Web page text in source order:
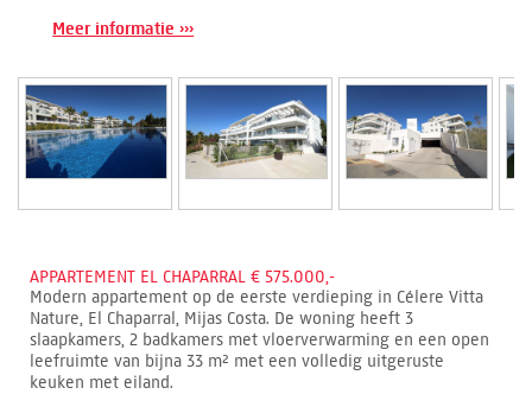
Meer informatie ›››
APPARTEMENT EL CHAPARRAL € 575.000,-
Modern appartement op de eerste verdieping in Célere Vitta
Nature, El Chaparral, Mijas Costa. De woning heeft 3
slaapkamers, 2 badkamers met vloerverwarming en een open
leefruimte van bijna 33 m² met een volledig uitgeruste
keuken met eiland.